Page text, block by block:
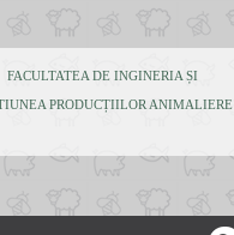
FACULTATEA DE INGINERIA ȘI
PRODUCȚIILOR ANIMALIERE